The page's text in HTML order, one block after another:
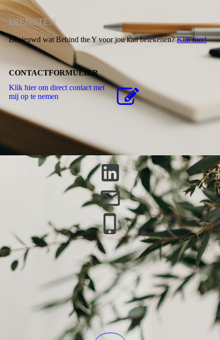
DIENSTEN
Benieuwd wat Behind the Y voor jou kan betekenen?Klik hier!
CONTACTFORMULIER
Klik hier om direct contact met
mij op te nemen